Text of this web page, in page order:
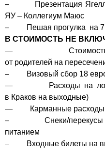
– Презентация
ЯУ – Коллегиум Маюс
– Пешая прогулка на 7
В СТОИМОСТЬ НЕ
— Стоимость
от родителей на
– Визовый сбор 18
— Расходы на
в Краков на выходные)
— Карманные расходы
– Снеки/перекусы
питанием
– Входные билеты на